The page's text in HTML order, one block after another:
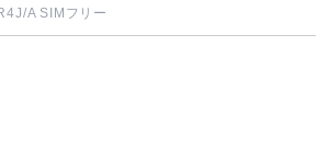
A SIMフリー